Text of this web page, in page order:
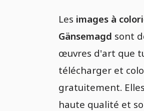
Les images à
Gänsemagd sont
œuvres d'art que
télécharger et
gratuitement.
haute qualité et